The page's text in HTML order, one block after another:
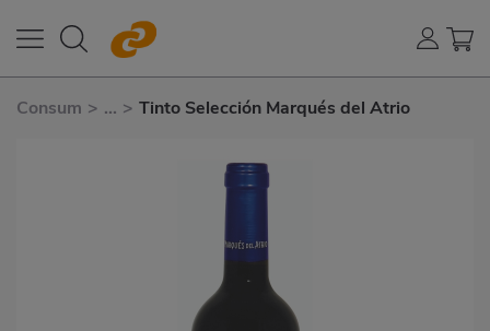
Consum > ... > Tinto Selección Marqués del Atrio